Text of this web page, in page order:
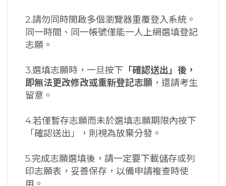
2.請勿同時開啟多個瀏覽器重覆登入系統。
同一時間、同一帳號僅能一人上網選填登記
志願。
3.選填志願時，一旦按下 「確認送出」後，
即無法更改修改或重新登記志願 ，還請考生
留意。
4.若僅暫存志願而未於選填志願期限內按下
「確認送出」，則視為放棄分發。
5.完成志願選填後，請一定要下載儲存或列
印志願表，妥善保存，以備申請複查時使